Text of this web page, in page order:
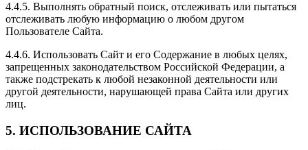
4.4.5. Выполнять обратный поиск, отслеживать или пытаться
отслеживать любую информацию о любом другом
Пользователе Сайта.
4.4.6. Использовать Сайт и его Содержание в любых целях,
запрещенных законодательством Российской Федерации, а
также подстрекать к любой незаконной деятельности или
другой деятельности, нарушающей права Сайта или других
лиц.
5. ИСПОЛЬЗОВАНИЕ САЙТА